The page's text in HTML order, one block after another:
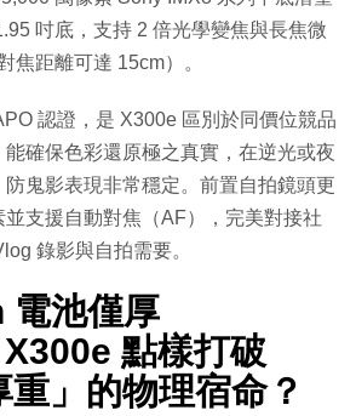
吋底，支持 2 倍光學變焦與長焦微
焦距離可達 15cm）。
認證，是 X300e 區別於同價位競品
確保色彩還原極之真實，在逆光或夜
鬼影表現非常穩定。前置自拍鏡頭更
支援自動對焦（AF），完美對接社
錄影與自拍需要。
電池僅厚
點樣打破
重」的物理宿命？